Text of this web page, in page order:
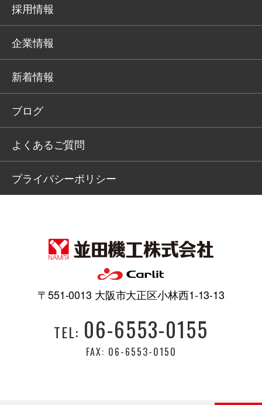
採用情報
企業情報
新着情報
ブログ
よくあるご質問
プライバシーポリシー
〒551-0013 大阪市大正区小林西1-13-13
TEL: 06-6553-0155
FAX: 06-6553-0150